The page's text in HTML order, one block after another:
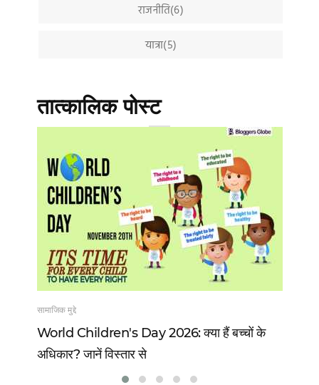
राजनीति(6)
यात्रा(5)
तात्कालिक पोस्ट
सामाजिक मुद्दे
World Children's Day 2026: क्या हैं बच्चों के
अधिकार? जानें विस्तार से